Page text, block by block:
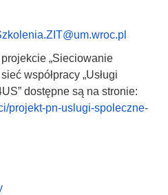
„Sieciowanie
współpracy „Usługi
dostępne są na stronie:
projekt-pn-uslugi-spoleczne-